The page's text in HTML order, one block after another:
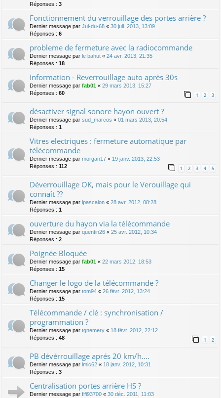
Réponses : 3
Fonctionnement du verrouillage des portes arrière ?
Dernier message par Jul-du-68 « 30 juil. 2013, 13:09
Réponses : 6
probleme de fermeture avec la radiocommande
Dernier message par le bahut « 24 avr. 2013, 21:35
Réponses : 18
Information - Reverrouillage auto après 30s
Dernier message par fab01 « 29 mars 2013, 15:27
Réponses : 60 1 2 3
désactiver signal sonore hayon ouvert ?
Dernier message par sud_marcos « 01 mars 2013, 20:54
Réponses : 1
Vitres electriques : fermeture automatique par
télécommande
Dernier message par morgan17 « 19 janv. 2013, 22:53
Réponses : 112 1 2 3 4 5
Déverrouillage OK, mais pour le Verouillage qui
connaît ??
Dernier message par lpascalon « 28 avr. 2012, 08:28
Réponses : 1
ouverture du hayon via la télécommande
Dernier message par quentin26 « 25 avr. 2012, 10:34
Réponses : 2
Poignée Bloquée
Dernier message par fab01 « 22 mars 2012, 18:53
Réponses : 15
Changer le logo de la télécommande ?
Dernier message par tom94 « 26 févr. 2012, 13:24
Réponses : 15
Télécommande / clé : synchronisation /
programmation ?
Dernier message par tgnemery « 18 févr. 2012, 22:12
Réponses : 48 1 2
PB dévérrouillage aprés 20 km/h....
Dernier message par lmic62 « 18 janv. 2012, 10:31
Réponses : 3
Centralisation portes arrière HS ?
Dernier message par fifi93700 « 30 déc. 2011, 11:03